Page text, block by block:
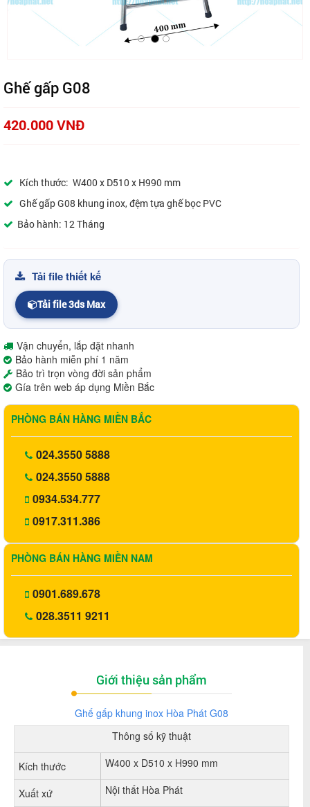
Ghế gấp G08
420.000 VNĐ
Kích thước: W400 x D510 x H990 mm
Ghế gấp G08 khung inox, đệm tựa ghế bọc PVC
Bảo hành: 12 Tháng
Tải file thiết kế
Tải file 3ds Max
Vận chuyển, lắp đặt nhanh
Bảo hành miễn phí 1 năm
Bảo trì trọn vòng đời sản phẩm
Gía trên web áp dụng Miền Bắc
PHÒNG BÁN HÀNG MIỀN BẮC
024.3550 5888
024.3550 5888
0934.534.777
0917.311.386
PHÒNG BÁN HÀNG MIỀN NAM
0901.689.678
028.3511 9211
Giới thiệu sản phẩm
Ghế gấp khung inox Hòa Phát G08
Thông số kỹ thuật
Kích thước W400 x D510 x H990 mm
Xuất xứ Nội thất Hòa Phát